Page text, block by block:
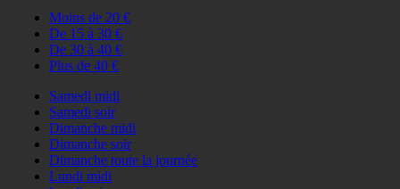
Moins de 20 €
De 15 à 30 €
De 30 à 40 €
Plus de 40 €
Samedi midi
Samedi soir
Dimanche midi
Dimanche soir
Dimanche toute la journée
Lundi midi